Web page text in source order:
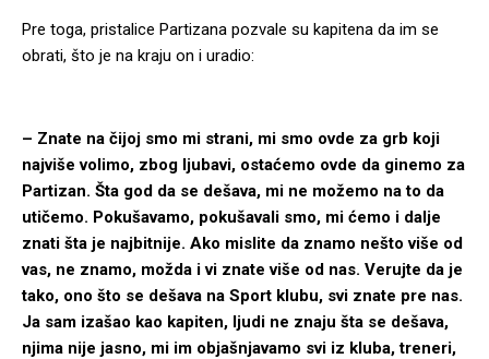
Pre toga, pristalice Partizana pozvale su kapitena da im se
obrati, što je na kraju on i uradio:
– Znate na čijoj smo mi strani, mi smo ovde za grb koji
najviše volimo, zbog ljubavi, ostaćemo ovde da ginemo za
Partizan. Šta god da se dešava, mi ne možemo na to da
utičemo. Pokušavamo, pokušavali smo, mi ćemo i dalje
znati šta je najbitnije. Ako mislite da znamo nešto više od
vas, ne znamo, možda i vi znate više od nas. Verujte da je
tako, ono što se dešava na Sport klubu, svi znate pre nas.
Ja sam izašao kao kapiten, ljudi ne znaju šta se dešava,
njima nije jasno, mi im objašnjavamo svi iz kluba, treneri,